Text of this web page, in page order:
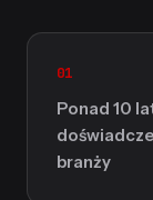
01
Ponad 10
branży